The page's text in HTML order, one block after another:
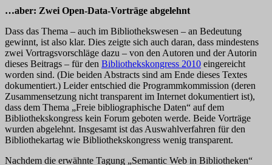
…aber: Zwei Open-Data-Vorträge abgelehnt
Dass das Thema – auch im Bibliothekswesen – an Bedeutung
gewinnt, ist also klar. Dies zeigte sich auch daran, dass mindestens
zwei Vortragsvorschläge dazu – von den Autoren und der Autorin
dieses Beitrags – für den Bibliothekskongress 2010 eingereicht
worden sind. (Die beiden Abstracts sind am Ende dieses Textes
dokumentiert.) Leider entschied die Programmkommission (deren
Zusammensetzung nicht transparent im Internet dokumentiert ist),
dass dem Thema „Freie bibliographische Daten“ auf dem
Bibliothekskongress kein Forum geboten werde. Beide Vorträge
wurden abgelehnt. Insgesamt ist das Auswahlverfahren für den
Bibliothekartag wie Bibliothekskongress wenig transparent.
Nachdem die erwähnte Tagung „Semantic Web in Bibliotheken“